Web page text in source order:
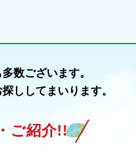
数ございます。
ししてまいります。
ご紹介!!